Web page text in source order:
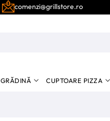
comenzi@grillstore.ro
GRĂDINĂ CUPTOARE PIZZA